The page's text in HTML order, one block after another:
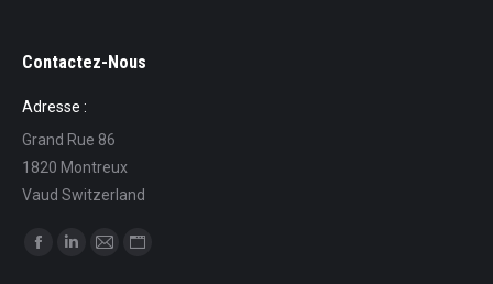
Contactez-Nous
Adresse :
Grand Rue 86
1820 Montreux
Vaud Switzerland
Find us on: